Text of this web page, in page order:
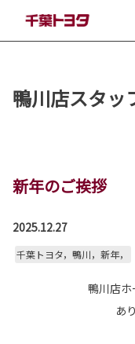
鴨川店スタッ
新年のご挨拶
2025.12.27
千葉トヨタ，鴨川，新年，
鴨川店
あ